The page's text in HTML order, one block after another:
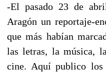
-El pasado 23 de
Aragón un reportaje-
que más habían
las letras, la música,
cine. Aquí publico los